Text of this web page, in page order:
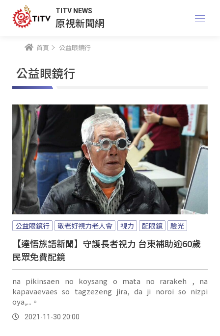
TITV NEWS
原視新聞網
首頁 公益眼鏡行
公益眼鏡行
公益眼鏡行 敬老好視力老人會 視力 配眼鏡 驗光
【達悟族語新聞】守護長者視力 台東補助逾60歲
民眾免費配鏡
na pikinsaen no koysang o mata no rarakeh , na
kapavaevaes so tagzezeng jira, da ji noroi so nizpi
oya,...。
2021-11-30 20:00